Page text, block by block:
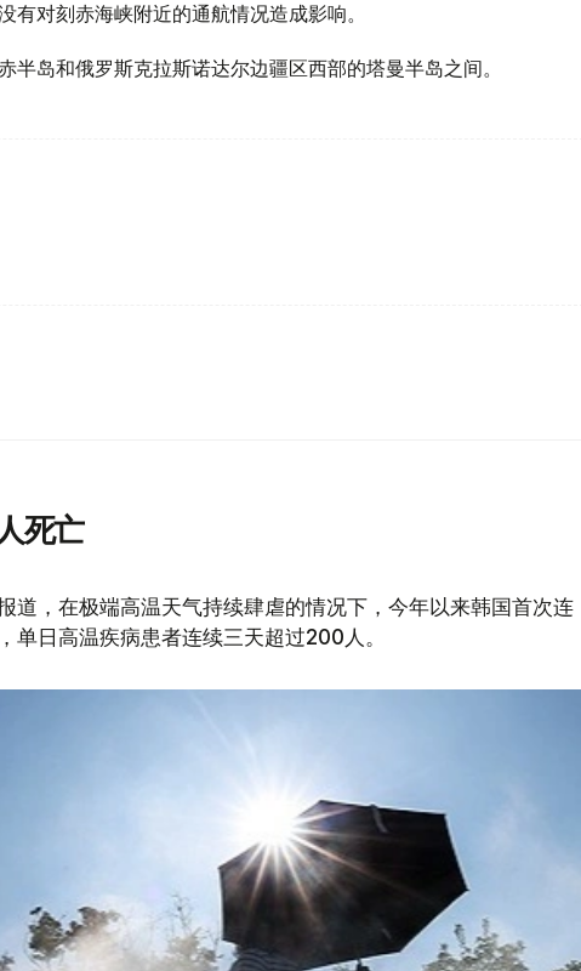
有对刻赤海峡附近的通航情况造成影响。
半岛和俄罗斯克拉斯诺达尔边疆区西部的塔曼半岛之间。
死亡
道，在极端高温天气持续肆虐的情况下，今年以来韩国首次连
单日高温疾病患者连续三天超过200人。